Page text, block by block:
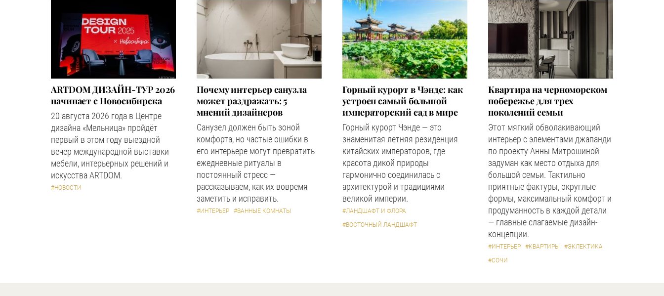
ARTDOM ДИЗАЙН-ТУР 2026
начинает с Новосибирска
20 августа 2026 года в Центре
дизайна «Мельница» пройдёт
первый в этом году выездной
вечер международной выставки
мебели, интерьерных решений и
искусства ARTDOM.
#НОВОСТИ
Почему интерьер санузла
может раздражать: 5
мнений дизайнеров
Санузел должен быть зоной
комфорта, но частые ошибки в
его интерьере могут превратить
ежедневные ритуалы в
постоянный стресс —
рассказываем, как их вовремя
заметить и исправить.
#ИНТЕРЬЕР #ВАННЫЕ КОМНАТЫ
Горный курорт в Чэнде: как
устроен самый большой
императорский сад в мире
Горный курорт Чэнде — это
знаменитая летняя резиденция
китайских императоров, где
красота дикой природы
гармонично соединилась с
архитектурой и традициями
великой империи.
#ЛАНДШАФТ И ФЛОРА
#ВОСТОЧНЫЙ ЛАНДШАФТ
Квартира на черноморском
побережье для трех
поколений семьи
Этот мягкий обволакивающий
интерьер с элементами джапанди
по проекту Анны Митрошиной
задуман как место отдыха для
большой семьи. Тактильно
приятные фактуры, округлые
формы, максимальный комфорт и
продуманность в каждой детали
— главные слагаемые дизайн-
концепции.
#ИНТЕРЬЕР #КВАРТИРЫ
#ЭКЛЕКТИКА
#СОЧИ